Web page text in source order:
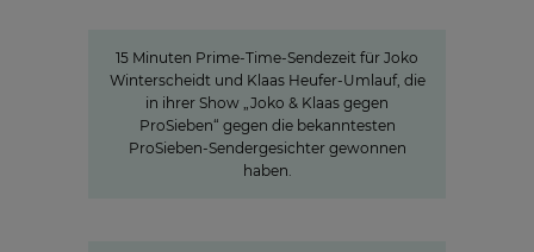
15 Minuten Prime-Time-Sendezeit für Joko
Winterscheidt und Klaas Heufer-Umlauf, die
in ihrer Show „Joko & Klaas gegen
ProSieben“ gegen die bekanntesten
ProSieben-Sendergesichter gewonnen
haben.